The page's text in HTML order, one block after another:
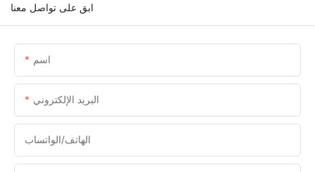
ابق على تواصل معنا
اسم
البريد الإلكتروني
الهاتف/الواتساب